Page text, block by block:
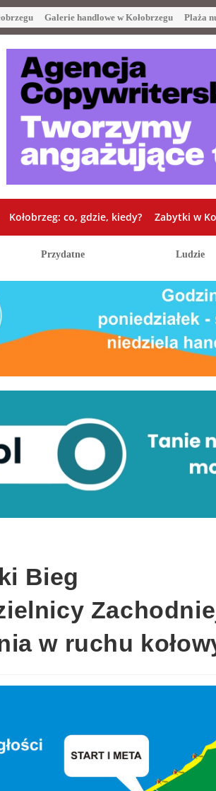
Galerie handlowe w Kołobrzegu Plaża
Kołobrzeg: co, gdzie, kiedy? Zabytki w
Przydatne Ludzie
Bieg
w ruchu